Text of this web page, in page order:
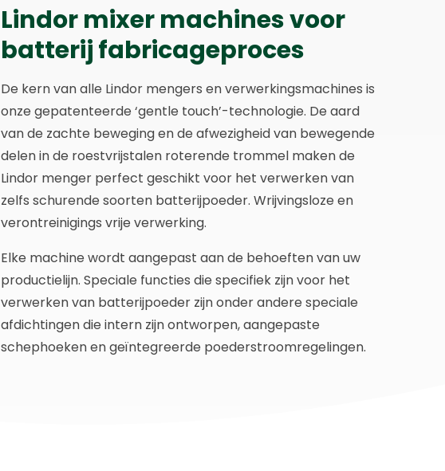
Lindor mixer machines voor
batterij fabricageproces
De kern van alle Lindor mengers en verwerkingsmachines is
onze gepatenteerde ‘gentle touch’-technologie. De aard
van de zachte beweging en de afwezigheid van bewegende
delen in de roestvrijstalen roterende trommel maken de
Lindor menger perfect geschikt voor het verwerken van
zelfs schurende soorten batterijpoeder. Wrijvingsloze en
verontreinigings vrije verwerking.
Elke machine wordt aangepast aan de behoeften van uw
productielijn. Speciale functies die specifiek zijn voor het
verwerken van batterijpoeder zijn onder andere speciale
afdichtingen die intern zijn ontworpen, aangepaste
schephoeken en geïntegreerde poederstroomregelingen.